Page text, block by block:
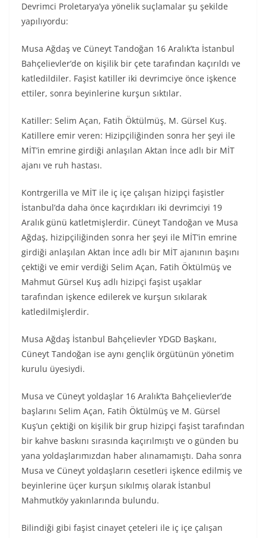
Devrimci Proletarya’ya yönelik suçlamalar şu şekilde
yapılıyordu:
Musa Ağdaş ve Cüneyt Tandoğan 16 Aralık’ta İstanbul
Bahçelievler’de on kişilik bir çete tarafından kaçırıldı ve
katledildiler. Faşist katiller iki devrimciye önce işkence
ettiler, sonra beyinlerine kurşun sıktılar.
Katiller: Selim Açan, Fatih Öktülmüş, M. Gürsel Kuş.
Katillere emir veren: Hizipçiliğinden sonra her şeyi ile
MİT’in emrine girdiği anlaşılan Aktan İnce adlı bir MİT
ajanı ve ruh hastası.
Kontrgerilla ve MİT ile iç içe çalışan hizipçi faşistler
İstanbul’da daha önce kaçırdıkları iki devrimciyi 19
Aralık günü katletmişlerdir. Cüneyt Tandoğan ve Musa
Ağdaş, hizipçiliğinden sonra her şeyi ile MİT’in emrine
girdiği anlaşılan Aktan İnce adlı bir MİT ajanının başını
çektiği ve emir verdiği Selim Açan, Fatih Öktülmüş ve
Mahmut Gürsel Kuş adlı hizipçi faşist uşaklar
tarafından işkence edilerek ve kurşun sıkılarak
katledilmişlerdir.
Musa Ağdaş İstanbul Bahçelievler YDGD Başkanı,
Cüneyt Tandoğan ise aynı gençlik örgütünün yönetim
kurulu üyesiydi.
Musa ve Cüneyt yoldaşlar 16 Aralık’ta Bahçelievler’de
başlarını Selim Açan, Fatih Öktülmüş ve M. Gürsel
Kuş’un çektiği on kişilik bir grup hizipçi faşist tarafından
bir kahve baskını sırasında kaçırılmıştı ve o günden bu
yana yoldaşlarımızdan haber alınamamıştı. Daha sonra
Musa ve Cüneyt yoldaşların cesetleri işkence edilmiş ve
beyinlerine üçer kurşun sıkılmış olarak İstanbul
Mahmutköy yakınlarında bulundu.
Bilindiği gibi faşist cinayet çeteleri ile iç içe çalışan